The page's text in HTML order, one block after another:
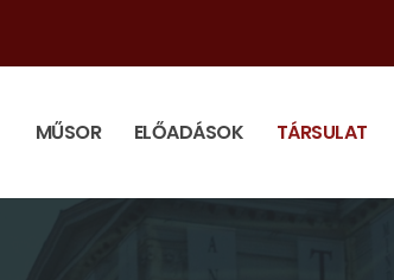
MŰSOR ELŐADÁSOK TÁRSULAT